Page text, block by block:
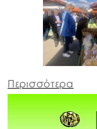
Περισσότερα